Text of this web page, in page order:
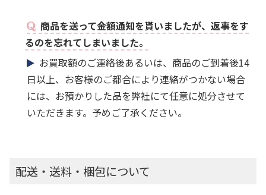
商品を送って金額通知を貰いましたが、返事をす
るのを忘れてしまいました。
お買取額のご連絡後あるいは、商品のご到着後14
日以上、お客様のご都合により連絡がつかない場合
には、お預かりした品を弊社にて任意に処分させて
いただきます。予めご了承ください。
配送・送料・梱包について